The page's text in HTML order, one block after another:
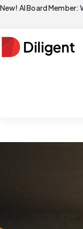
New! AI Board Member: